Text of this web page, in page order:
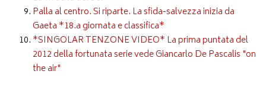
Palla al centro. Si riparte. La sfida-salvezza inizia da
Gaeta *18.a giornata e classifica*
*SINGOLAR TENZONE VIDEO* La prima puntata del
2012 della fortunata serie vede Giancarlo De Pascalis "on
the air"